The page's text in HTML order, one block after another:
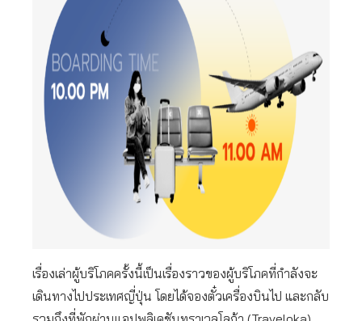
เรื่องเล่าผู้บริโภคครั้งนี้เป็นเรื่องราวของผู้บริโภคที่กำลังจะ
เดินทางไปประเทศญี่ปุ่น โดยได้จองตั๋วเครื่องบินไป และกลับ